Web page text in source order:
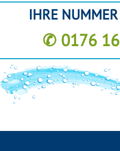
IHRE
✆ 0176